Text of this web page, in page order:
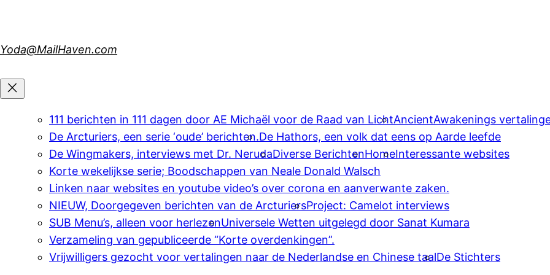
Yoda@MailHaven.com
111 berichten in 111 dagen door AE Michaël voor de Raad van LichtAncientAwakenings
De Arcturiers, een serie ‘oude’ berichten.De Hathors, een volk dat eens op Aarde leefde
De Wingmakers, interviews met Dr. NerudaDiverse BerichtenHomeInteressante websites
Korte wekelijkse serie; Boodschappen van Neale Donald Walsch
Linken naar websites en youtube video’s over corona en aanverwante zaken.
NIEUW, Doorgegeven berichten van de ArcturiersProject: Camelot interviews
SUB Menu’s, alleen voor herlezenUniversele Wetten uitgelegd door Sanat Kumara
Verzameling van gepubliceerde “Korte overdenkingen”.
Vrijwilligers gezocht voor vertalingen naar de Nederlandse en Chinese taalDe Stichters